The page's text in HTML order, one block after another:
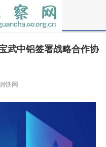
武中铝签署战略合作协
铁网